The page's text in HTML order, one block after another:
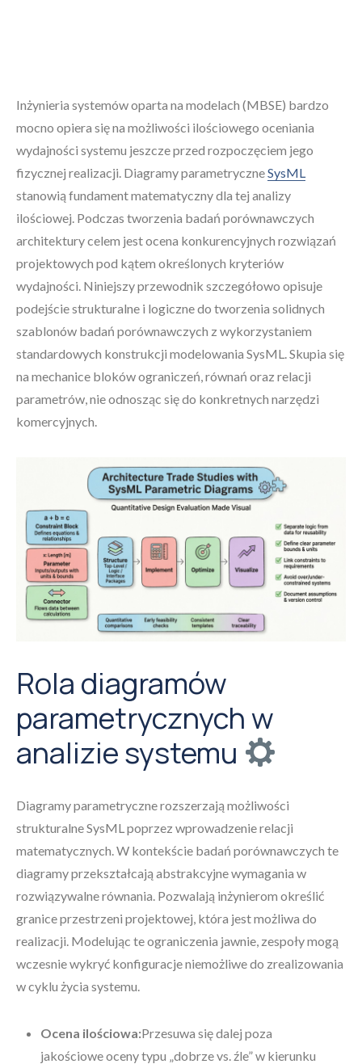
Inżynieria systemów oparta na modelach (MBSE) bardzo
mocno opiera się na możliwości ilościowego oceniania
wydajności systemu jeszcze przed rozpoczęciem jego
fizycznej realizacji. Diagramy parametryczneSysML
stanowią fundament matematyczny dla tej analizy
ilościowej. Podczas tworzenia badań porównawczych
architektury celem jest ocena konkurencyjnych rozwiązań
projektowych pod kątem określonych kryteriów
wydajności. Niniejszy przewodnik szczegółowo opisuje
podejście strukturalne i logiczne do tworzenia solidnych
szablonów badań porównawczych z wykorzystaniem
standardowych konstrukcji modelowania SysML. Skupia się
na mechanice bloków ograniczeń, równań oraz relacji
parametrów, nie odnosząc się do konkretnych narzędzi
komercyjnych.
Rola diagramów
parametrycznych w
analizie systemu
Diagramy parametryczne rozszerzają możliwości
strukturalne SysML poprzez wprowadzenie relacji
matematycznych. W kontekście badań porównawczych te
diagramy przekształcają abstrakcyjne wymagania w
rozwiązywalne równania. Pozwalają inżynierom określić
granice przestrzeni projektowej, która jest możliwa do
realizacji. Modelując te ograniczenia jawnie, zespoły mogą
wczesnie wykryć konfiguracje niemożliwe do zrealizowania
w cyklu życia systemu.
Ocena ilościowa:Przesuwa się dalej poza
jakościowe oceny typu „dobrze vs. źle” w kierunku